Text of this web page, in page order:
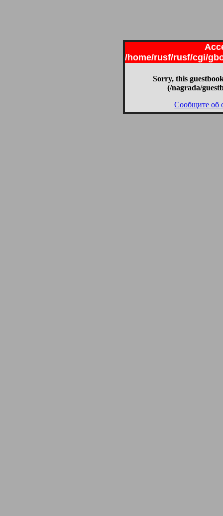
/home/rusf/rusf/cgi/
Sorry, this
(/nagrada/
Сообщите об